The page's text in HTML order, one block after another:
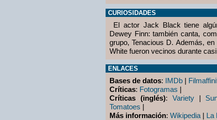
CURIOSIDADES
El actor Jack Black tiene
Dewey Finn: también canta,
grupo, Tenacious D. Además,
White fueron vecinos durante
ENLACES
Bases de datos: IMDb |
Críticas: Fotogramas |
Críticas (inglés): Variety|
Tomatoes |
Más información: Wikipedia | La